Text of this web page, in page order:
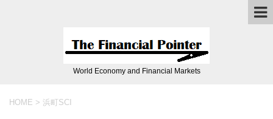
World Economy and Financial Markets
HOME > 浜町SCI